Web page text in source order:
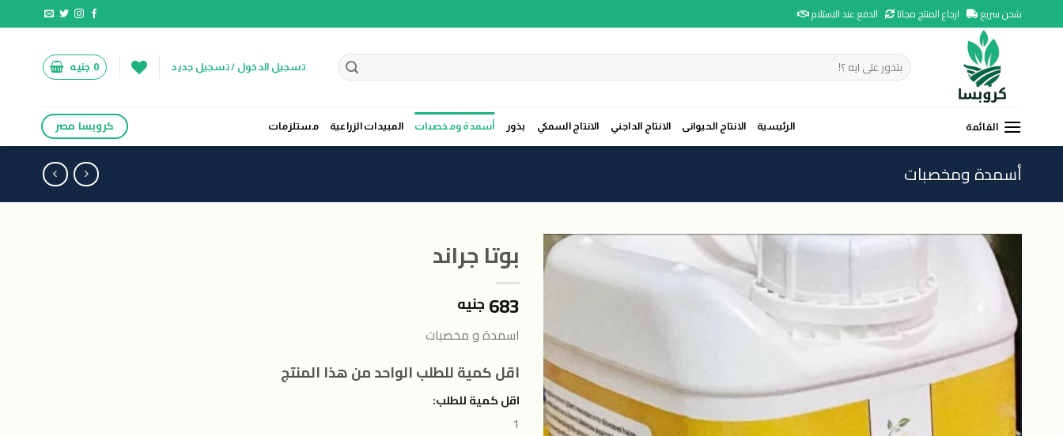
to
شحن سريع ارجاع المنتج مجانا الدفع عند الاستلام
البحث
عن:
تسجيل الدخول / تسجيل جديد 0 جنيه
القائمة الرئيسية الانتاج الحيوانى الانتاج الداجني الانتاج السمكي بذور أسمدة ومخصبات المبيدات الزراعية مستلزمات كروبسا مصر
أسمدة ومخصبات
المنتجات
المفضلة
بوتا جراند
683 جنيه
اسمدة و مخصبات
اقل كمية للطلب الواحد من هذا المنتج
اقل كمية للطلب:
1